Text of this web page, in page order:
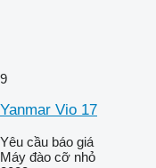
9
Yanmar Vio 17
Yêu cầu báo giá
Máy đào cỡ nhỏ